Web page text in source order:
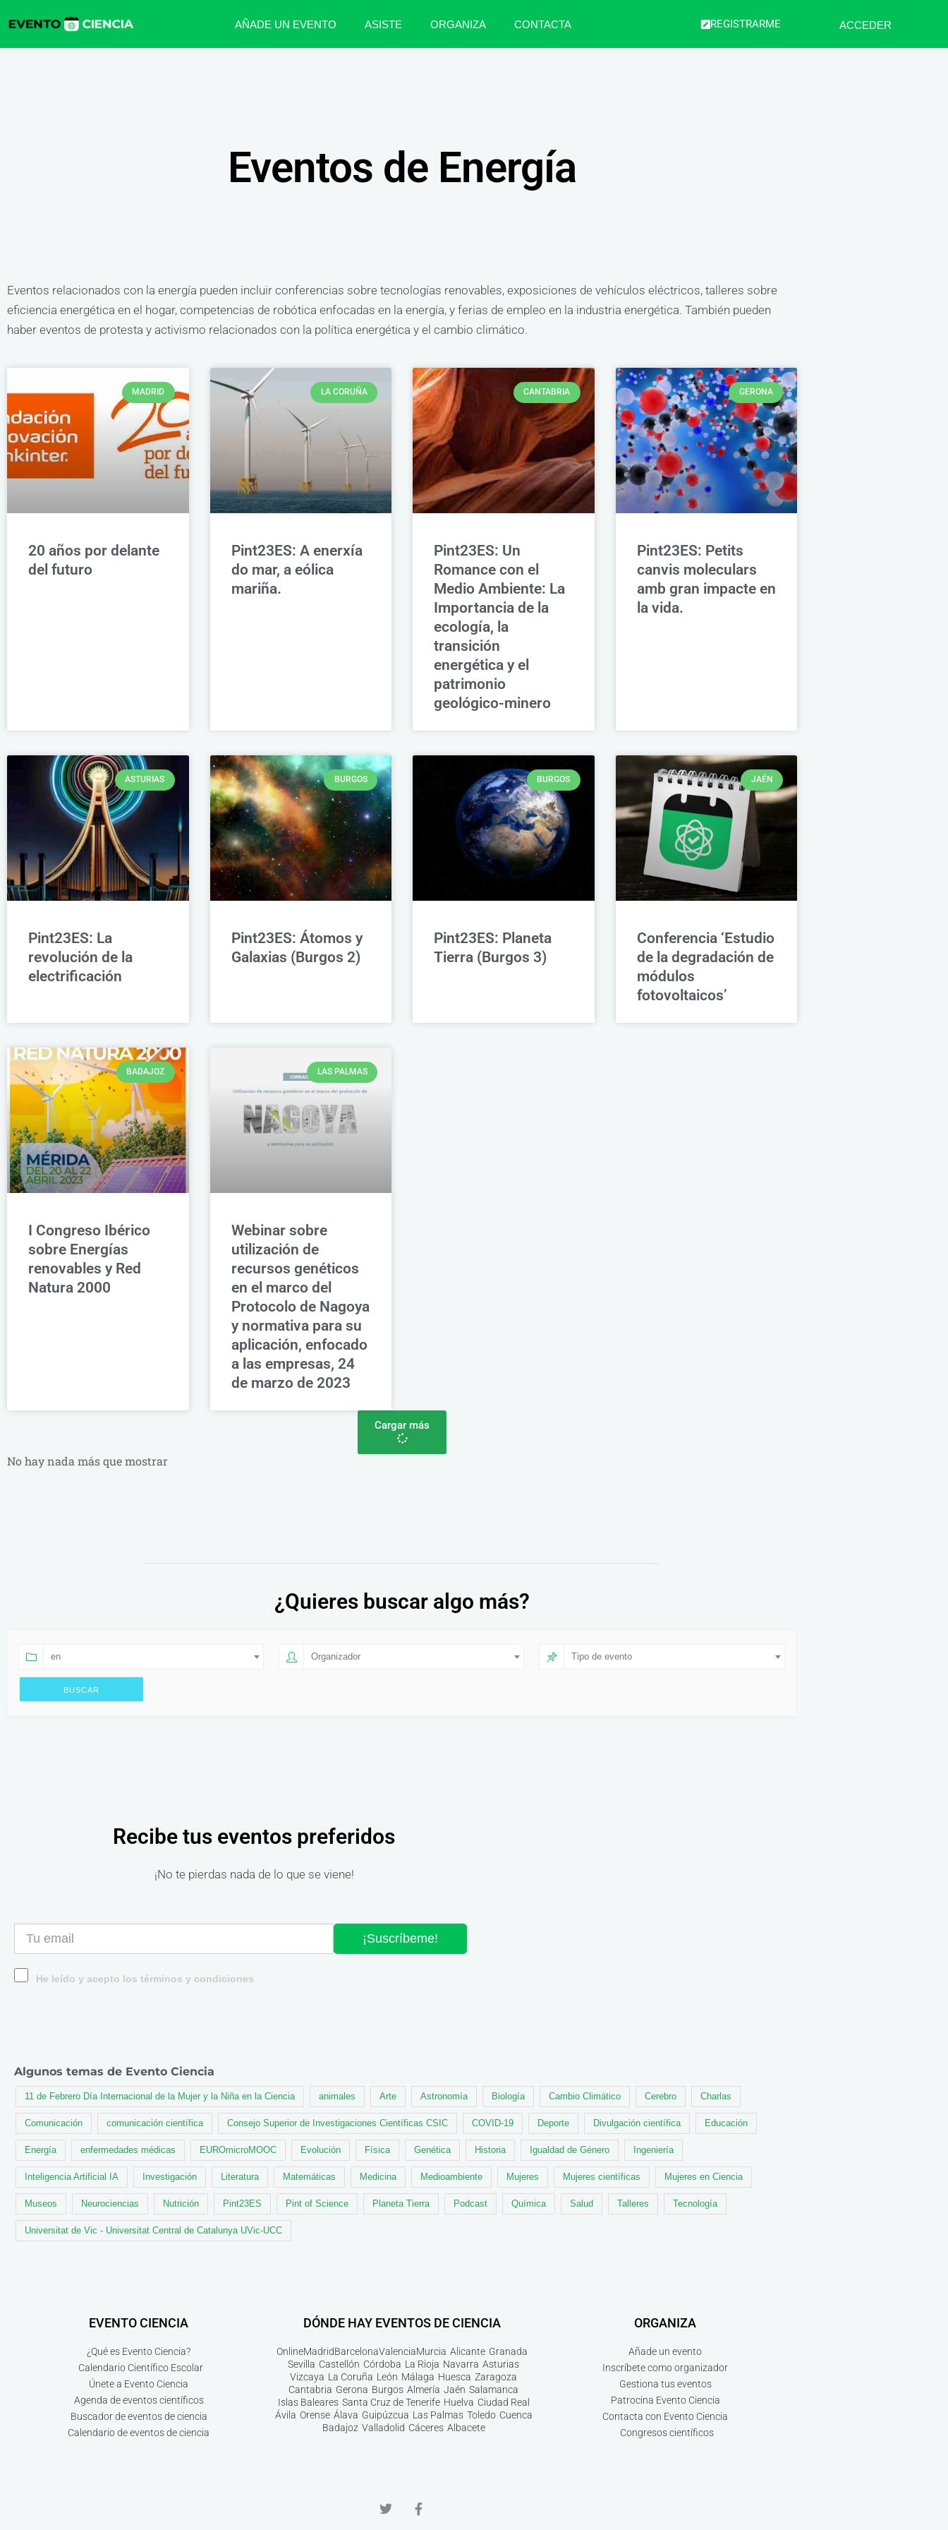
AÑADE UN EVENTO ASISTE ORGANIZA CONTACTA REGISTRARME ACCEDER
Eventos de Energía
Eventos relacionados con la energía pueden incluir conferencias sobre tecnologías renovables, exposiciones de vehículos eléctricos, talleres sobre
eficiencia energética en el hogar, competencias de robótica enfocadas en la energía, y ferias de empleo en la industria energética. También pueden
haber eventos de protesta y activismo relacionados con la política energética y el cambio climático.
MADRID
20 años por delante
del futuro
LA CORUÑA
Pint23ES: A enerxía
do mar, a eólica
mariña.
CANTABRIA
Pint23ES: Un
Romance con el
Medio Ambiente: La
Importancia de la
ecología, la
transición
energética y el
patrimonio
geológico-minero
GERONA
Pint23ES: Petits
canvis moleculars
amb gran impacte en
la vida.
ASTURIAS
Pint23ES: La
revolución de la
electrificación
BURGOS
Pint23ES: Átomos y
Galaxias (Burgos 2)
BURGOS
Pint23ES: Planeta
Tierra (Burgos 3)
JAÉN
Conferencia ‘Estudio
de la degradación de
módulos
fotovoltaicos’
BADAJOZ
I Congreso Ibérico
sobre Energías
renovables y Red
Natura 2000
LAS PALMAS
Webinar sobre
utilización de
recursos genéticos
en el marco del
Protocolo de Nagoya
y normativa para su
aplicación, enfocado
a las empresas, 24
de marzo de 2023
Cargar más
No hay nada más que mostrar
¿Quieres buscar algo más?
en Organizador Tipo de evento
Recibe tus eventos preferidos
¡No te pierdas nada de lo que se viene!
¡Suscríbeme!
He leído y acepto los términos y condiciones
Algunos temas de Evento Ciencia
11 de Febrero Día Internacional de la Mujer y la Niña en la Ciencia animales Arte Astronomía Biología Cambio Climático Cerebro Charlas
Comunicación comunicación científica Consejo Superior de Investigaciones Científicas CSIC COVID-19 Deporte Divulgación científica Educación
Energía enfermedades médicas EUROmicroMOOC Evolución Física Genética Historia Igualdad de Género Ingeniería
Inteligencia Artificial IA Investigación Literatura Matemáticas Medicina Medioambiente Mujeres Mujeres científicas Mujeres en Ciencia
Museos Neurociencias Nutrición Pint23ES Pint of Science Planeta Tierra Podcast Química Salud Talleres Tecnología
Universitat de Vic - Universitat Central de Catalunya UVic-UCC
EVENTO CIENCIA
¿Qué es Evento Ciencia?
Calendario Científico Escolar
Únete a Evento Ciencia
Agenda de eventos científicos
Buscador de eventos de ciencia
Calendario de eventos de ciencia
DÓNDE HAY EVENTOS DE CIENCIA
OnlineMadridBarcelonaValenciaMurcia Alicante Granada
Sevilla Castellón Córdoba La Rioja Navarra Asturias
Vizcaya La Coruña León Málaga Huesca Zaragoza
Cantabria Gerona Burgos Almería Jaén Salamanca
Islas Baleares Santa Cruz de Tenerife Huelva Ciudad Real
Ávila Orense Álava Guipúzcua Las Palmas Toledo Cuenca
Badajoz Valladolid Cáceres Albacete
ORGANIZA
Añade un evento
Inscríbete como organizador
Gestiona tus eventos
Patrocina Evento Ciencia
Contacta con Evento Ciencia
Congresos científicos